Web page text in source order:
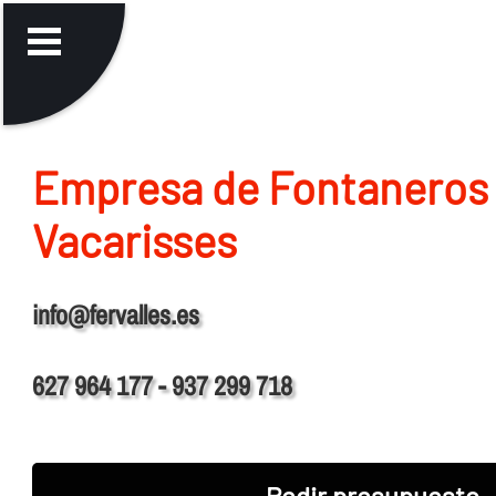
Empresa de
Vacarisses
info@fervalles.es
627 964 177 - 937 299 718